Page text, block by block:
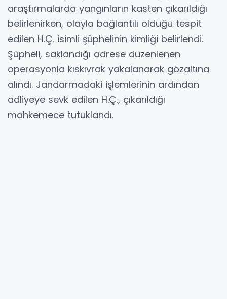
araştırmalarda yangınların kasten çıkarıldığı
belirlenirken, olayla bağlantılı olduğu tespit
edilen H.Ç. isimli şüphelinin kimliği belirlendi.
Şüpheli, saklandığı adrese düzenlenen
operasyonla kıskıvrak yakalanarak gözaltına
alındı. Jandarmadaki işlemlerinin ardından
adliyeye sevk edilen H.Ç., çıkarıldığı
mahkemece tutuklandı.